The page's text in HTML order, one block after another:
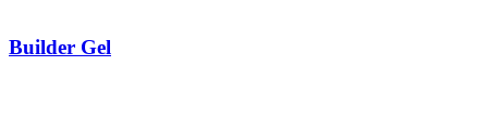
Builder Gel